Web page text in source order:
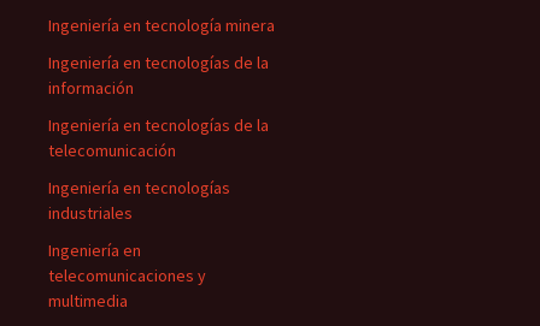
Ingeniería en tecnología minera
Ingeniería en tecnologías de la
información
Ingeniería en tecnologías de la
telecomunicación
Ingeniería en tecnologías
industriales
Ingeniería en
telecomunicaciones y
multimedia